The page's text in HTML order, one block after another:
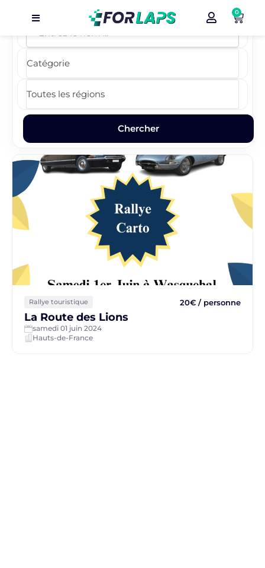
Carte
Événements
Localisation
0
Rallye touristique 20€ / personne
La Route des Lions
samedi 01 juin 2024
Hauts-de-France